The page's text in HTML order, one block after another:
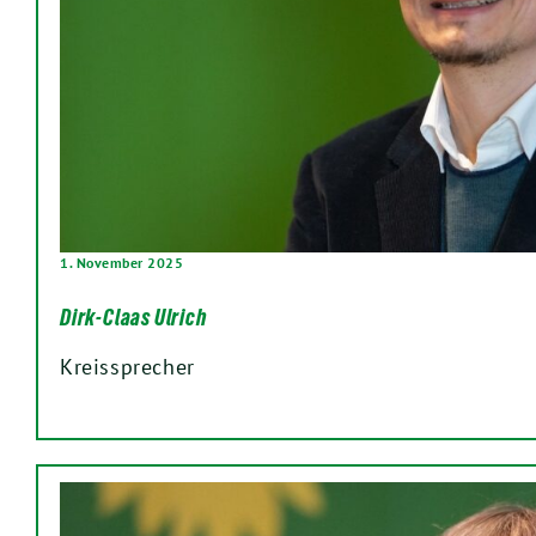
1. November 2025
Dirk-Claas Ulrich
Kreissprecher